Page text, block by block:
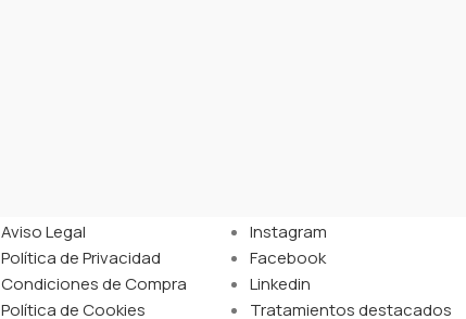
Aviso Legal
Política de Privacidad
Condiciones de Compra
Política de Cookies
Instagram
Facebook
Linkedin
Tratamientos destacados